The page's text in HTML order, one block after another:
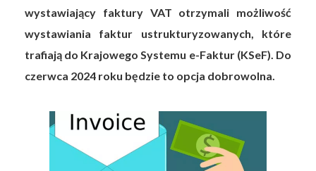
wystawiający faktury VAT otrzymali możliwość
wystawiania faktur ustrukturyzowanych, które
trafiają do Krajowego Systemu e-Faktur (KSeF). Do
czerwca 2024 roku będzie to opcja dobrowolna.